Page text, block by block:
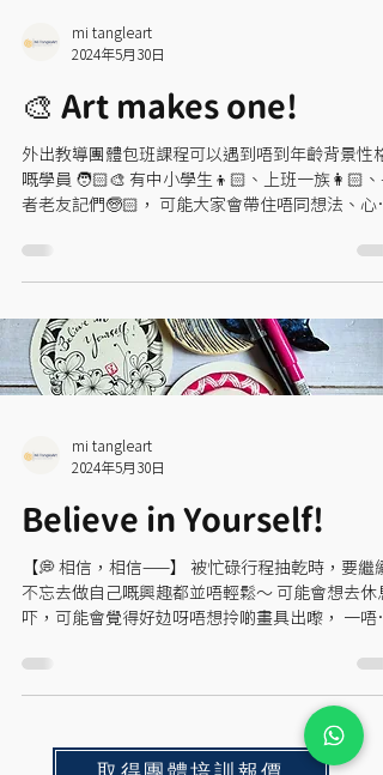
mi tangleart
2024年5月30日
🎨 Art makes one!
外出教導團體包班課程可以遇到唔到年齡背景性格
嘅學員 🧑🏻‍🎨 有中小學生👦🏻、上班一族👩🏻、
者老友記們🧓🏻， 可能大家會帶住唔同想法、心
品嘅時候， 大家都會專注喺同一樣嘢， 就係創作
🧡...
mi tangleart
2024年5月30日
Believe in Yourself!
【💭 相信，相信——】 被忙碌行程抽乾時，要繼續
不忘去做自己嘅興趣都並唔輕鬆～ 可能會想去休息
吓，可能會覺得好攰呀唔想拎啲畫具出嚟， 一唔小
生活充斥太多住煩惱， 先至更加需要安排時間俾自
己做自己真正享受嘅嘢。...